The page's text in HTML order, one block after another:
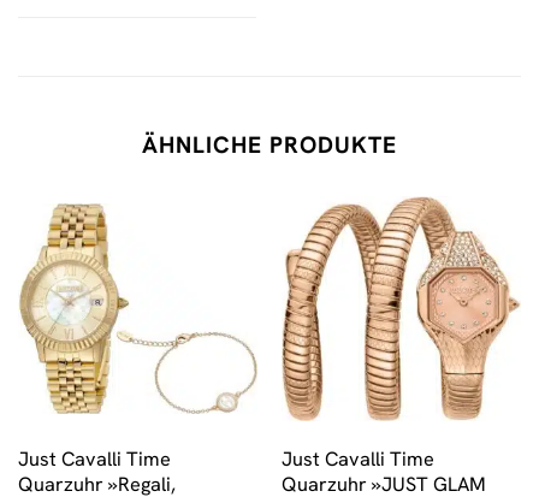
ÄHNLICHE PRODUKTE
Just Cavalli Time
Quarzuhr »Regali,
Just Cavalli Time
Quarzuhr »JUST GLAM